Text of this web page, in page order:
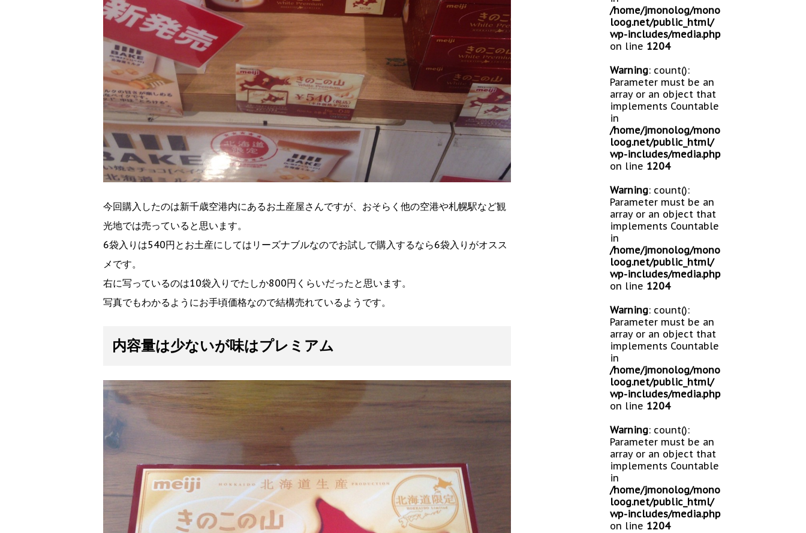
今回購入したのは新千歳空港内にあるお土産屋さんですが、おそらく他の空港や札幌駅など観
光地では売っていると思います。
6袋入りは540円とお土産にしてはリーズナブルなのでお試しで購入するなら6袋入りがオスス
メです。
右に写っているのは10袋入りでたしか800円くらいだったと思います。
写真でもわかるようにお手頃価格なので結構売れているようです。
内容量は少ないが味はプレミアム
/home/jmonolog/mono
loog.net/public_html/
wp-includes/media.php
on line 1204
Warning: count():
Parameter must be an
array or an object that
implements Countable
in
/home/jmonolog/mono
loog.net/public_html/
wp-includes/media.php
on line 1204
Warning: count():
Parameter must be an
array or an object that
implements Countable
in
/home/jmonolog/mono
loog.net/public_html/
wp-includes/media.php
on line 1204
Warning: count():
Parameter must be an
array or an object that
implements Countable
in
/home/jmonolog/mono
loog.net/public_html/
wp-includes/media.php
on line 1204
Warning: count():
Parameter must be an
array or an object that
implements Countable
in
/home/jmonolog/mono
loog.net/public_html/
wp-includes/media.php
on line 1204